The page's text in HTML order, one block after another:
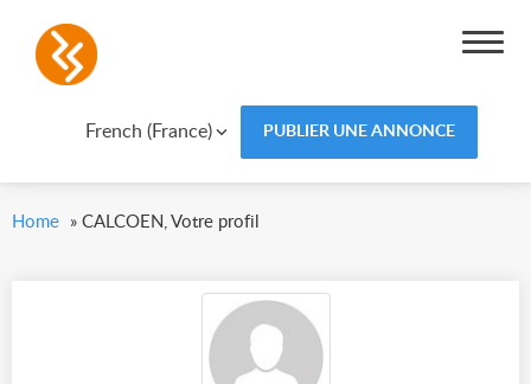
French (France) PUBLIER UNE ANNONCE
Home » CALCOEN, Votre profil